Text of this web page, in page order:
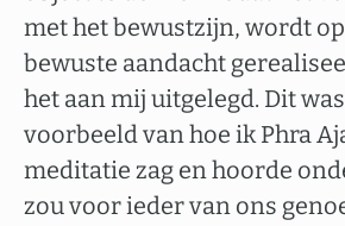
met het bewustzijn, wordt
bewuste aandacht
het aan mij uitgelegd. Dit
voorbeeld van hoe ik Phra
meditatie zag en hoorde
zou voor ieder van ons